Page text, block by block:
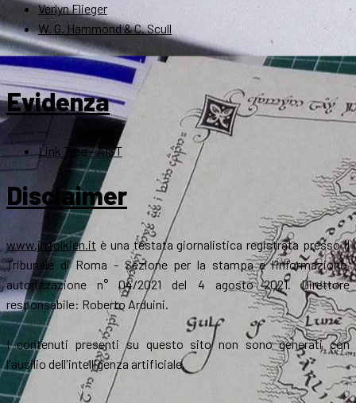
Verlyn Flieger
W. G. Hammond & C. Scull
Evidenza
Link Tree – AIST
Disclaimer
www.jrrtolkien.it è una testata giornalistica registrata presso il
Tribunale di Roma - Sezione per la stampa e l’informazione,
autorizzazione n° 04/2021 del 4 agosto 2021. Direttore
responsabile: Roberto Arduini.
I contenuti presenti su questo sito non sono generati con
l'ausilio dell'intelligenza artificiale.